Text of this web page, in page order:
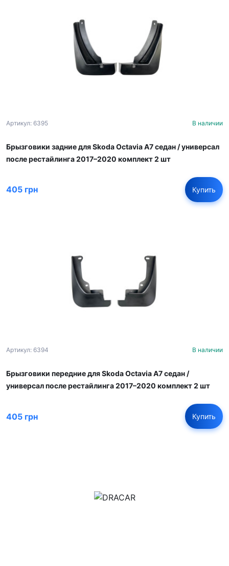
Артикул: 6395 В наличии
Брызговики задние для Skoda Octavia A7 седан / универсал
после рестайлинга 2017–2020 комплект 2 шт
405 грн Купить
Артикул: 6394 В наличии
Брызговики передние для Skoda Octavia A7 седан /
универсал после рестайлинга 2017–2020 комплект 2 шт
405 грн Купить